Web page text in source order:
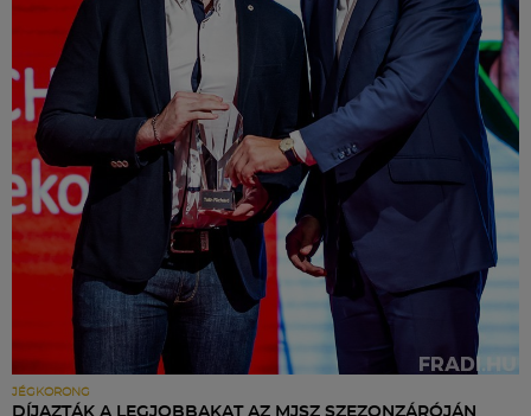
JÉGKORONG
DÍJAZTÁK A LEGJOBBAKAT AZ MJSZ SZEZONZÁRÓJÁN
Szakosztályok
Meccscenter
Klub
Szolgáltatások
Shop